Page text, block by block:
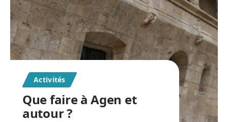
Activités
Que faire à Agen et
autour ?